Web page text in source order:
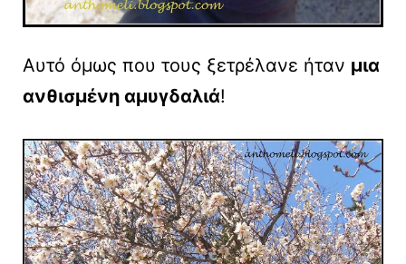
Αυτό όμως που τους ξετρέλανε ήταν μια
ανθισμένη αμυγδαλιά!